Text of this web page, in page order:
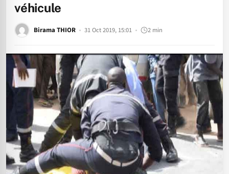
véhicule
Birama THIOR 31 Oct 2019, 15:01 2 min